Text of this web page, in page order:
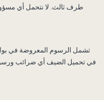
طرف ثالث. لا نتحمل أي
تشمل الرسوم المعروضة في
في تحميل الضيف أي ضرائب